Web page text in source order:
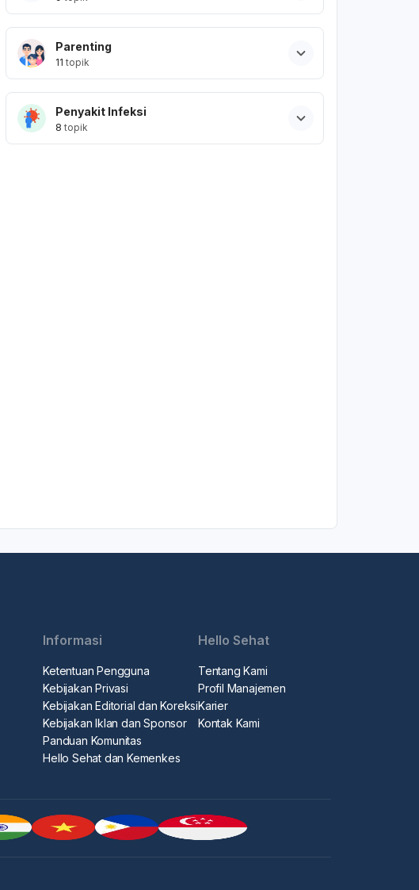
Parenting
11 topik
Penyakit Infeksi
8 topik
Informasi
Ketentuan Pengguna
Kebijakan Privasi
Kebijakan Editorial dan Koreksi
Kebijakan Iklan dan Sponsor
Panduan Komunitas
Hello Sehat dan Kemenkes
Hello Sehat
Tentang Kami
Profil Manajemen
Karier
Kontak Kami